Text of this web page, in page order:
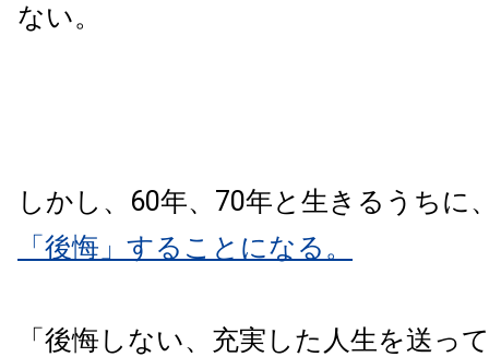
ない。
しかし、60年、70年と生きるうちに
「後悔」することになる。
「後悔しない、充実した人生を送っ